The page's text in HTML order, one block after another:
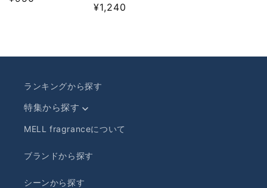
通
¥1,240
ランキングから探す
特集から探す
MELL fragranceについて
ブランドから探す
シーンから探す